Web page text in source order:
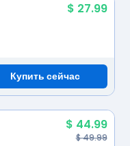
$ 27.99
Купить сейчас
$ 44.99
$ 49.99